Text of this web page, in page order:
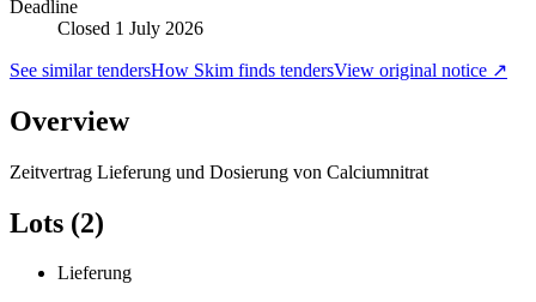
Deadline
Closed 1 July 2026
See similar tendersHow Skim finds tendersView original notice ↗
Overview
Zeitvertrag Lieferung und Dosierung von Calciumnitrat
Lots (2)
Lieferung